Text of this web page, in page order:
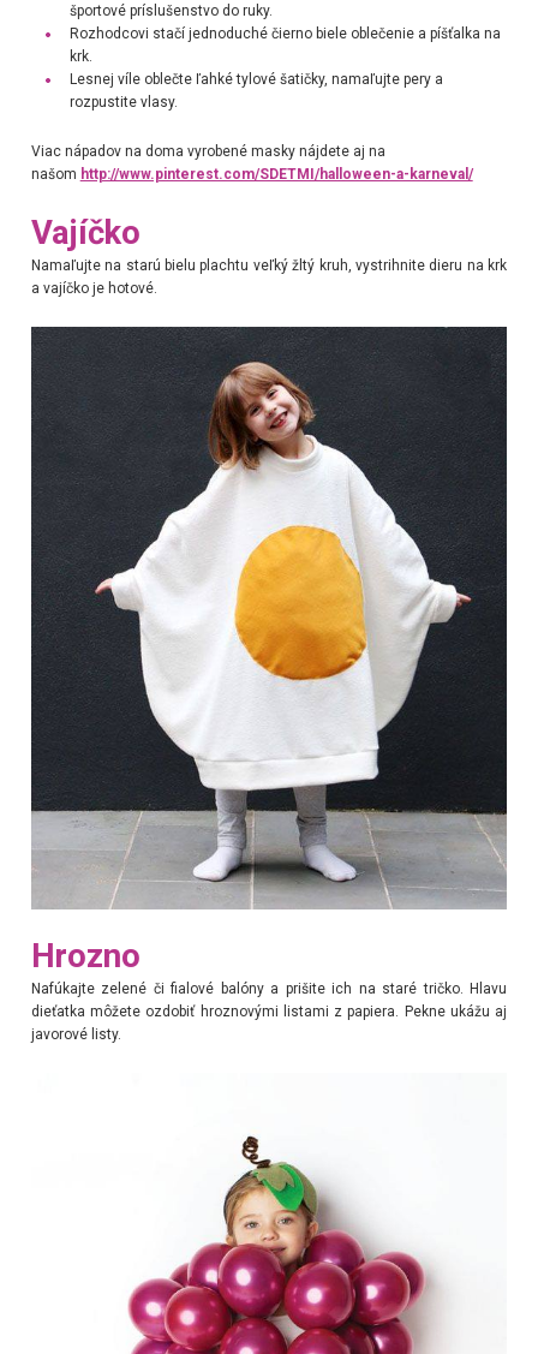
športové príslušenstvo do ruky.
Rozhodcovi stačí jednoduché čierno biele oblečenie a píšťalka na
krk.
Lesnej víle oblečte ľahké tylové šatičky, namaľujte pery a
rozpustite vlasy.
Viac nápadov na doma vyrobené masky nájdete aj na
našom http://www.pinterest.com/SDETMI/halloween-a-karneval/
Vajíčko
Namaľujte na starú bielu plachtu veľký žltý kruh, vystrihnite dieru na krk
a vajíčko je hotové.
Hrozno
Nafúkajte zelené či fialové balóny a prišite ich na staré tričko. Hlavu
dieťatka môžete ozdobiť hroznovými listami z papiera. Pekne ukážu aj
javorové listy.